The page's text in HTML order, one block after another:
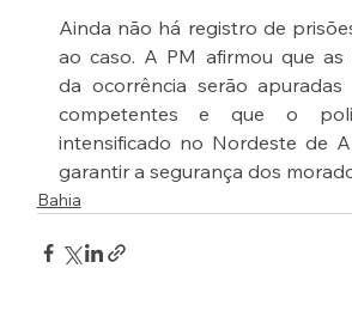
Ainda não há registro de
ao caso. A PM afirmou que as
da ocorrência serão
competentes e que o
intensificado no Nordeste de
garantir a segurança dos
Bahia